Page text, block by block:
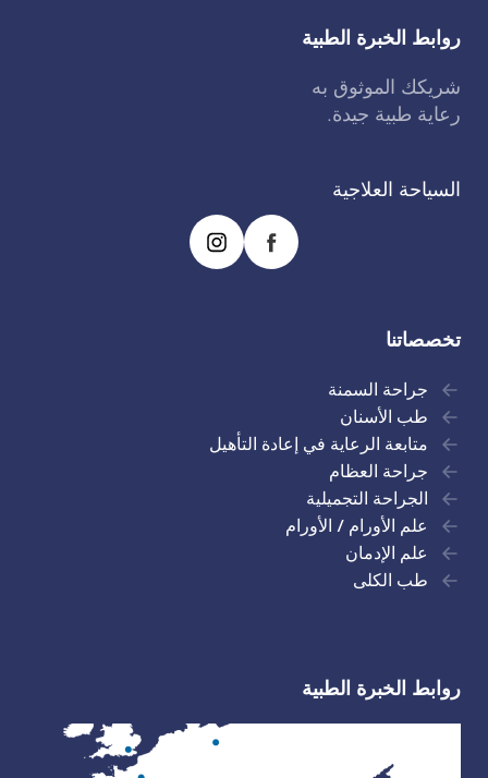
روابط الخبرة الطبية
شريكك الموثوق به
رعاية طبية جيدة.
السياحة العلاجية
تخصصاتنا
جراحة السمنة
طب الأسنان
متابعة الرعاية في إعادة التأهيل
جراحة العظام
الجراحة التجميلية
علم الأورام / الأورام
علم الإدمان
طب الكلى
روابط الخبرة الطبية